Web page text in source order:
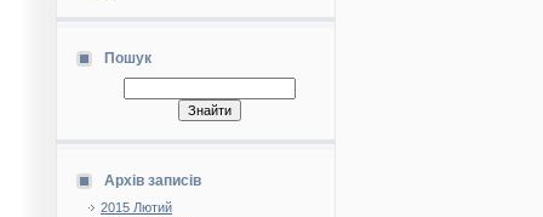
Пошук
Архів записів
2015 Лютий